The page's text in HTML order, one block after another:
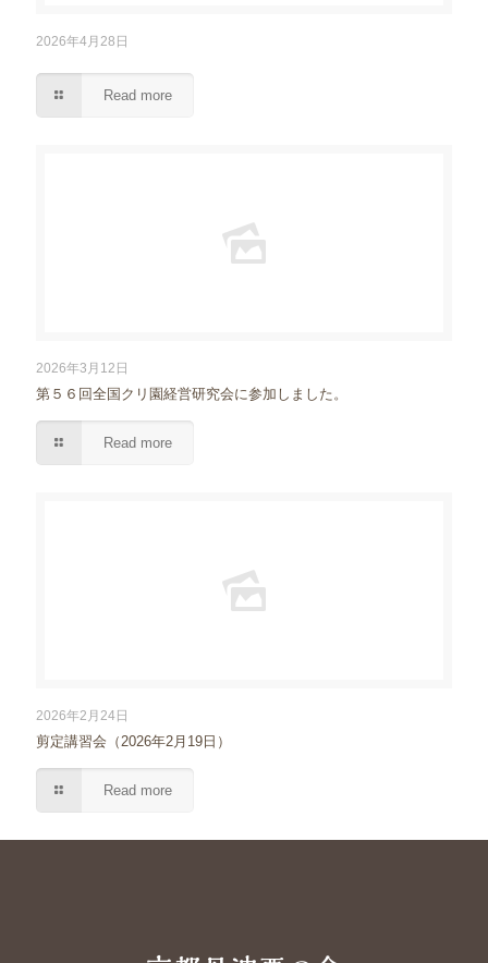
2026年4月28日
Read more
2026年3月12日
第５６回全国クリ園経営研究会に参加しました。
Read more
2026年2月24日
剪定講習会（2026年2月19日）
Read more